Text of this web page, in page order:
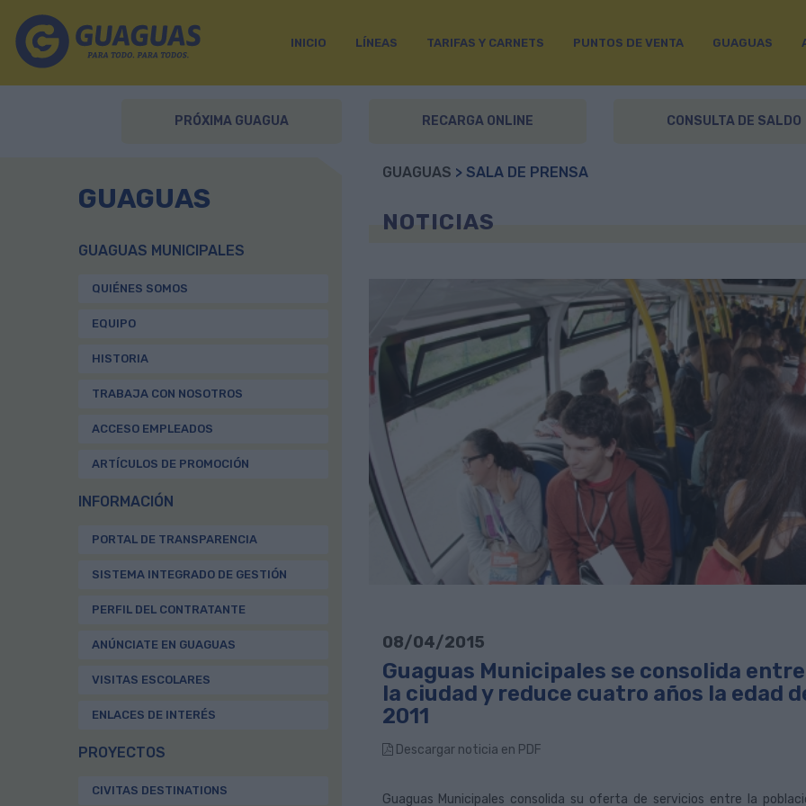
INICIO LÍNEAS TARIFAS Y CARNETS PUNTOS DE VENTA GUAGUAS
PRÓXIMA GUAGUA RECARGA ONLINE CONSULTA DE SALDO
GUAGUAS
GUAGUAS MUNICIPALES
QUIÉNES SOMOS
EQUIPO
HISTORIA
TRABAJA CON NOSOTROS
ACCESO EMPLEADOS
ARTÍCULOS DE PROMOCIÓN
INFORMACIÓN
PORTAL DE TRANSPARENCIA
SISTEMA INTEGRADO DE GESTIÓN
PERFIL DEL CONTRATANTE
ANÚNCIATE EN GUAGUAS
VISITAS ESCOLARES
ENLACES DE INTERÉS
PROYECTOS
CIVITAS DESTINATIONS
GUAGUAS > SALA DE PRENSA
NOTICIAS
08/04/2015
Guaguas Municipales se consolida
la ciudad y reduce cuatro años la edad
2011
Descargar noticia en PDF
Guaguas Municipales consolida su oferta de servicios entre la